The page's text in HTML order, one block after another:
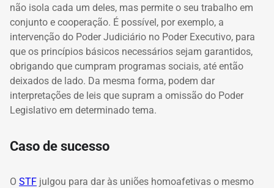
não isola cada um deles, mas permite o seu trabalho em
conjunto e cooperação. É possível, por exemplo, a
intervenção do Poder Judiciário no Poder Executivo, para
que os princípios básicos necessários sejam garantidos,
obrigando que cumpram programas sociais, até então
deixados de lado. Da mesma forma, podem dar
interpretações de leis que supram a omissão do Poder
Legislativo em determinado tema.
Caso de sucesso
O STF julgou para dar às uniões homoafetivas o mesmo